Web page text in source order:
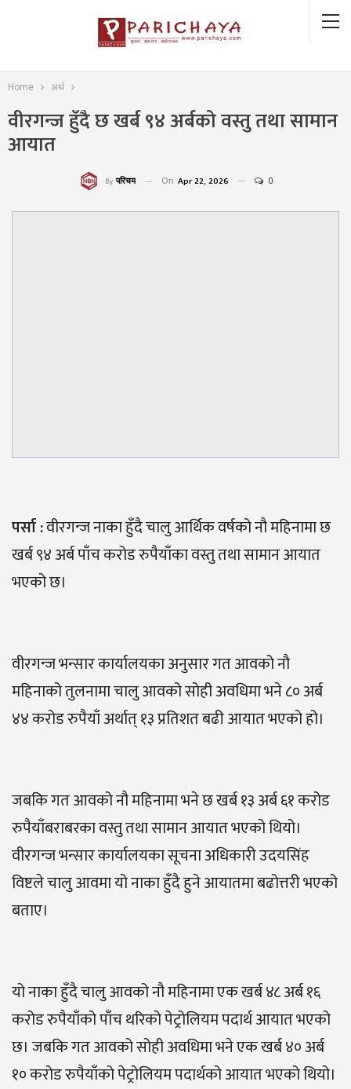
Home अर्थ
वीरगन्ज हुँदै छ खर्ब ९४ अर्बको वस्तु तथा सामान
आयात
By परिचय On Apr 22, 2026 0
पर्सा:वीरगन्ज नाका हुँदै चालु आर्थिक वर्षको नौ महिनामा छ
खर्ब ९४ अर्ब पाँच करोड रुपैयाँका वस्तु तथा सामान आयात
भएको छ।
वीरगन्ज भन्सार कार्यालयका अनुसार गत आवको नौ
महिनाको तुलनामा चालु आवको सोही अवधिमा भने ८० अर्ब
४४ करोड रुपैयाँ अर्थात् १३ प्रतिशत बढी आयात भएको हो।
जबकि गत आवको नौ महिनामा भने छ खर्ब १३ अर्ब ६१ करोड
रुपैयाँबराबरका वस्तु तथा सामान आयात भएको थियो।
वीरगन्ज भन्सार कार्यालयका सूचना अधिकारी उदयसिंह
विष्टले चालु आवमा यो नाका हुँदै हुने आयातमा बढोत्तरी भएको
बताए।
यो नाका हुँदै चालु आवको नौ महिनामा एक खर्ब ४८ अर्ब १६
करोड रुपैयाँको पाँच थरिको पेट्रोलियम पदार्थ आयात भएको
छ। जबकि गत आवको सोही अवधिमा भने एक खर्ब ४० अर्ब
१० करोड रुपैयाँको पेट्रोलियम पदार्थको आयात भएको थियो।